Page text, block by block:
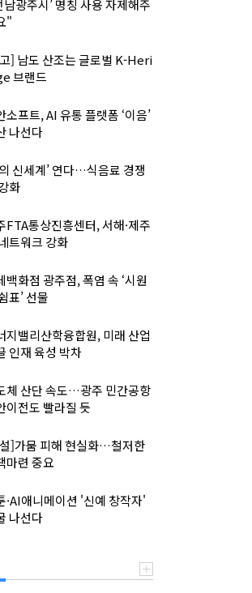
남광주시’ 명칭 사용 자제해주
"
] 남도 산조는 글로벌 K-Heri
브랜드
소프트, AI 유통 플랫폼 ‘이음’
나선다
신세계’ 연다…식음료 경쟁
화
FTA통상진흥센터, 서해·제주
트워크 강화
백화점 광주점, 폭염 속 ‘시원
표’ 선물
지밸리산학융합원, 미래 산업
인재 육성 박차
체 산단 속도…광주 민간공항
이전도 빨라질 듯
]가뭄 피해 현실화…철저한
마련 중요
·AI애니메이션 '신예 창작자'
나선다